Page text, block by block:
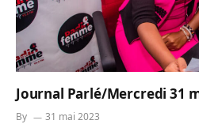
Journal Parlé/Mercredi 31
By 31 mai 2023